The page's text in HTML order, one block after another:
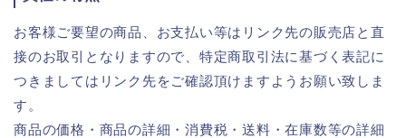
お客様ご要望の商品、お支払い等はリンク先の販売店と直
接のお取引となりますので、特定商取引法に基づく表記に
つきましてはリンク先をご確認頂けますようお願い致しま
す。
商品の価格・商品の詳細・消費税・送料・在庫数等の詳細